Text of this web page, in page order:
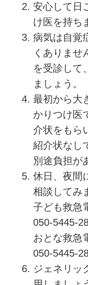
安心して日
け医を持ち
病気は自覚
くありませ
を受診して
ましょう。
最初から大
かりつけ医
介状をもら
紹介状なし
別途負担が
休日、夜間
相談してみ
子ども救
050-5445-
おとな救
050-5445-
ジェネリッ